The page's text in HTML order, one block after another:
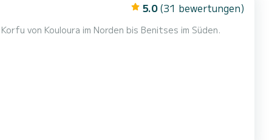
5.0 (31 bewertungen)
von Kouloura im Norden bis Benitses im Süden.